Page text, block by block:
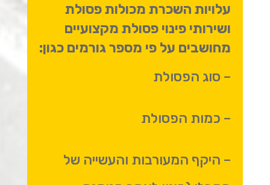
עלויות השכרת מכולות פסולת
ושירותי פינוי פסולת מקצועיים
מחושבים על פי מספר גורמים כגון:
– סוג הפסולת
– כמות הפסולת
– היקף המעורבות והעשייה של